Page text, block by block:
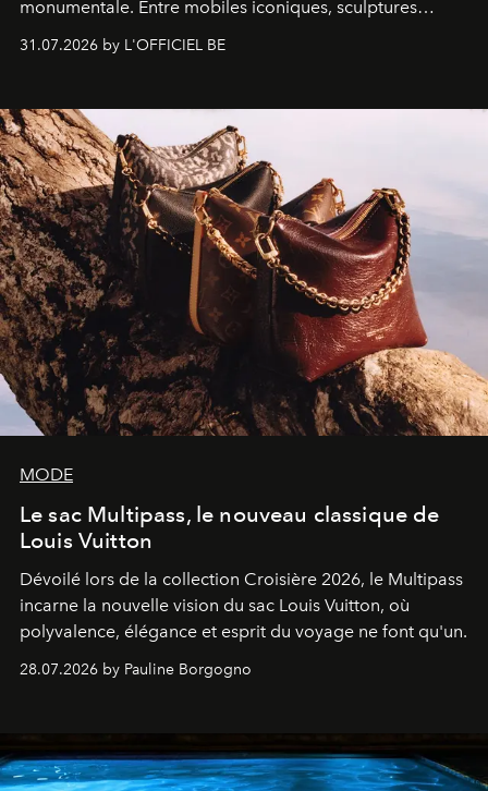
monumentale. Entre mobiles iconiques, sculptures
américain investit les espaces imaginés par Frank Gehry
sculpture.
31.07.2026 by L'OFFICIEL BE
MODE
Le sac Multipass, le nouveau classique de
Louis Vuitton
Dévoilé lors de la collection Croisière 2026, le Multipass
incarne la nouvelle vision du sac Louis Vuitton, où
polyvalence, élégance et esprit du voyage ne font qu'un.
28.07.2026 by Pauline Borgogno